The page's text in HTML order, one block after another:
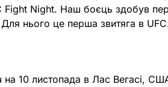
Fight Night. Наш боєць здобув
нього це перша звитяга в
на 10 листопада в Лас Вегасі,